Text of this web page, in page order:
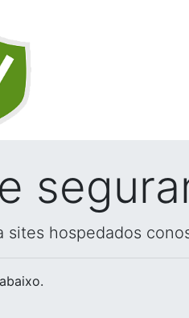
sites hospedados